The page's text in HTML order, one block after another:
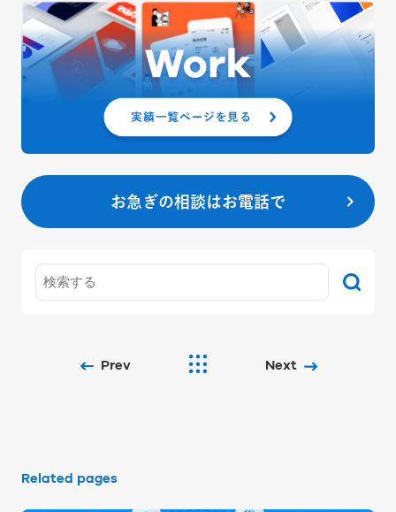
お急ぎの相談はお電話で
Prev Next
Related pages